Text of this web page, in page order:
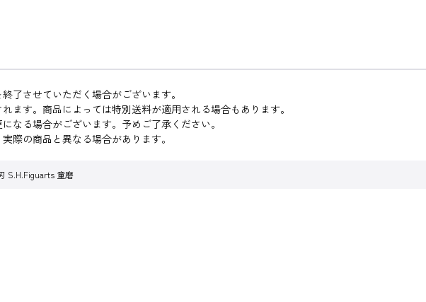
了させていただく場合がございます。
ます。商品によっては特別送料が適用される場合もあります。
なる場合がございます。予めご了承ください。
際の商品と異なる場合があります。
S.H.Figuarts 童磨